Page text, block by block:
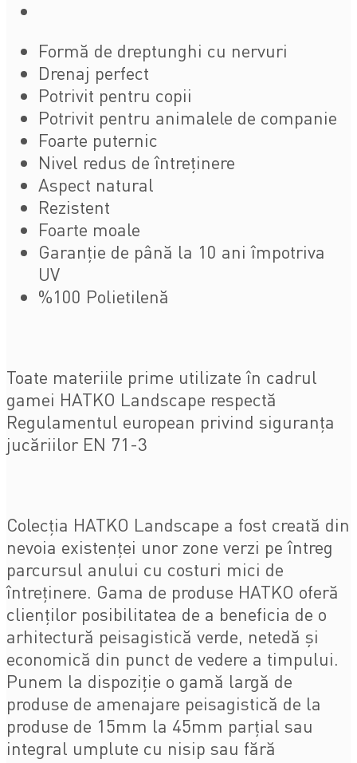
Formă de dreptunghi cu nervuri
Drenaj perfect
Potrivit pentru copii
Potrivit pentru animalele de companie
Foarte puternic
Nivel redus de întreținere
Aspect natural
Rezistent
Foarte moale
Garanție de până la 10 ani împotriva
UV
%100 Polietilenă
Toate materiile prime utilizate în cadrul
gamei HATKO Landscape respectă
Regulamentul european privind siguranța
jucăriilor EN 71-3
Colecția HATKO Landscape a fost creată din
nevoia existenței unor zone verzi pe întreg
parcursul anului cu costuri mici de
întreținere. Gama de produse HATKO oferă
clienților posibilitatea de a beneficia de o
arhitectură peisagistică verde, netedă și
economică din punct de vedere a timpului.
Punem la dispoziție o gamă largă de
produse de amenajare peisagistică de la
produse de 15mm la 45mm parțial sau
integral umplute cu nisip sau fără